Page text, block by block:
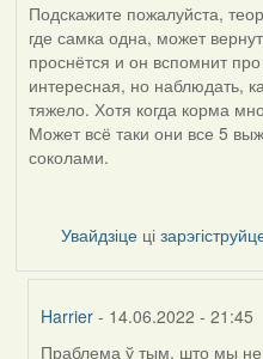
Подскажите пожалуйста,
где самка одна, может
проснётся и он вспомнит
интересная, но наблюдать,
тяжело. Хотя когда корма
Может всё таки они все 5
соколами.
Увайдзіце ці
Harrier - 14.06.2022 - 21:45
Праблема ў тым, што мы